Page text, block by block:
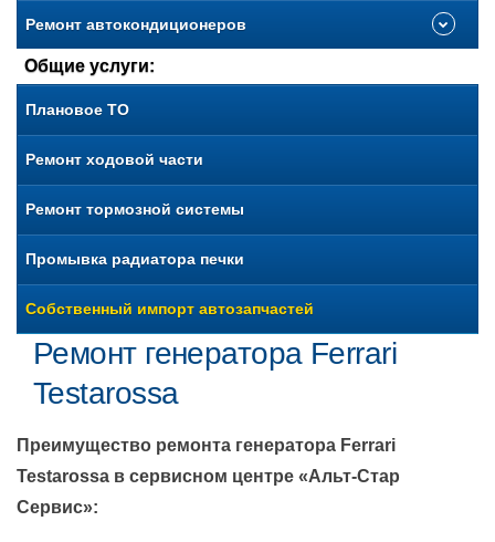
Ремонт автокондиционеров
Общие услуги:
Плановое ТО
Ремонт ходовой части
Ремонт тормозной системы
Промывка радиатора печки
Собственный импорт автозапчастей
Ремонт генератора Ferrari
Testarossa
Преимущество ремонта генератора Ferrari
Testarossa в сервисном центре «Альт-Стар
Сервис»: